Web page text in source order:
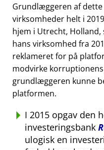
Grundlæggeren af
virksomheder helt i
hjem i Utrecht,
hans virksomhed fra
reklameret for på
modvirke
grundlæggeren kunne
platformen.
I 2015 opgav den
investeringsbank
ulogisk en